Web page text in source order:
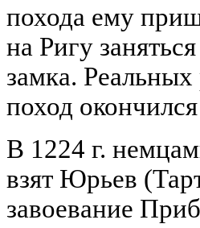
похода ему
на Ригу
замка. Реальных
поход
В 1224 г.
взят Юрьев
завоевание